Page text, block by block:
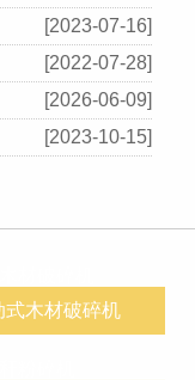
[2023-07-16]
[2022-07-28]
[2026-06-09]
[2023-10-15]
式木材破碎机